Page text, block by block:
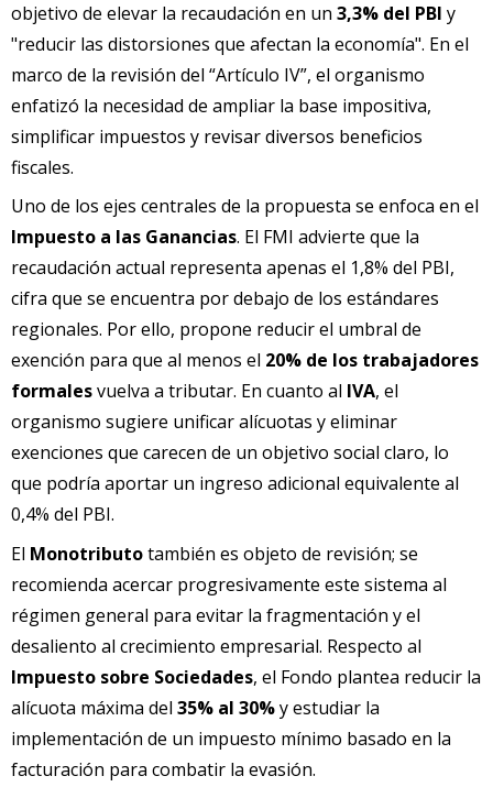
objetivo de elevar la recaudación en un 3,3% del PBI y
"reducir las distorsiones que afectan la economía". En el
marco de la revisión del “Artículo IV”, el organismo
enfatizó la necesidad de ampliar la base impositiva,
simplificar impuestos y revisar diversos beneficios
fiscales.
Uno de los ejes centrales de la propuesta se enfoca en el
Impuesto a las Ganancias. El FMI advierte que la
recaudación actual representa apenas el 1,8% del PBI,
cifra que se encuentra por debajo de los estándares
regionales. Por ello, propone reducir el umbral de
exención para que al menos el 20% de los trabajadores
formalesvuelva a tributar. En cuanto al IVA, el
organismo sugiere unificar alícuotas y eliminar
exenciones que carecen de un objetivo social claro, lo
que podría aportar un ingreso adicional equivalente al
0,4% del PBI.
El Monotributotambién es objeto de revisión; se
recomienda acercar progresivamente este sistema al
régimen general para evitar la fragmentación y el
desaliento al crecimiento empresarial. Respecto al
Impuesto sobre Sociedades, el Fondo plantea reducir la
alícuota máxima del 35% al 30%y estudiar la
implementación de un impuesto mínimo basado en la
facturación para combatir la evasión.